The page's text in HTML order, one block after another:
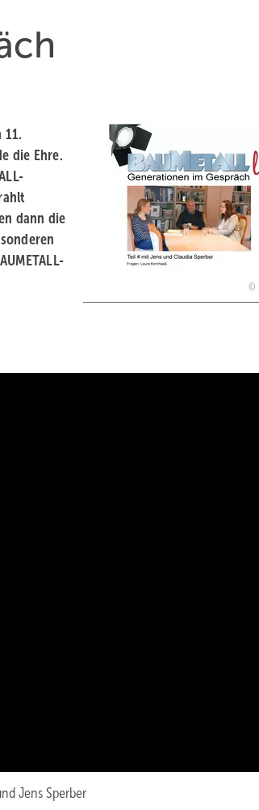
11.
die Ehre.
dann die
Jens Sperber